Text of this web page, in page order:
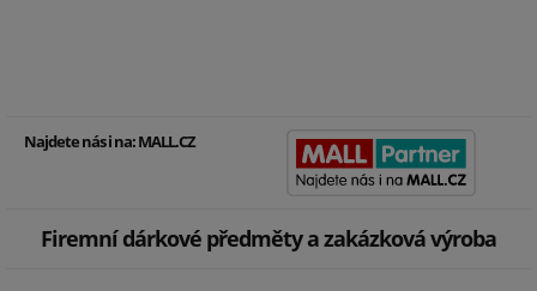
Najdete nás i na:MALL.CZ
Firemní dárkové předměty a zakázková výroba